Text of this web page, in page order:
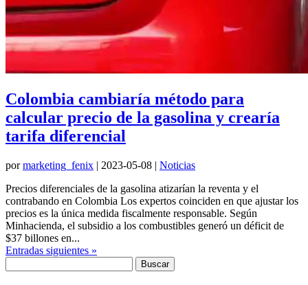
Colombia cambiaría método para
calcular precio de la gasolina y crearía
tarifa diferencial
pormarketing_fenix | 2023-05-08 | Noticias
Precios diferenciales de la gasolina atizarían la reventa y el
contrabando en Colombia Los expertos coinciden en que ajustar los
precios es la única medida fiscalmente responsable. Según
Minhacienda, el subsidio a los combustibles generó un déficit de
$37 billones en...
Entradas siguientes »